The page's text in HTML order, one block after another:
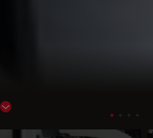
Show subnavigation